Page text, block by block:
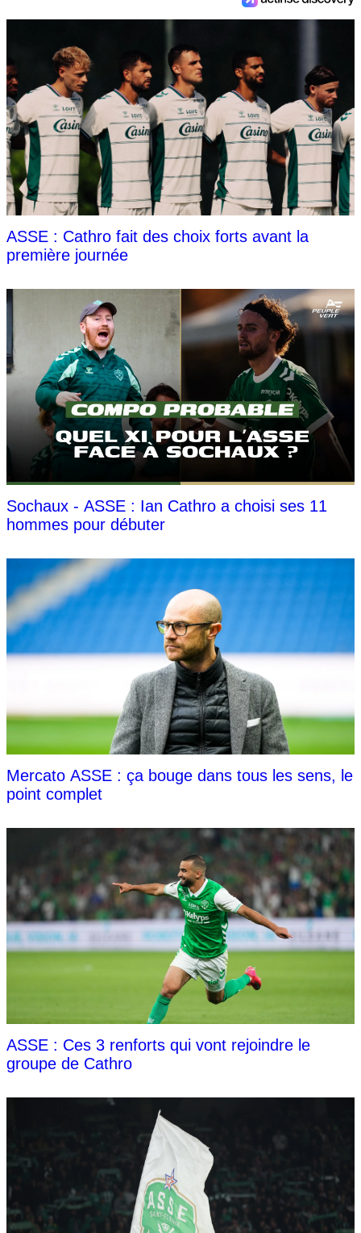
ASSE : Cathro fait des choix forts avant la
première journée
Sochaux - ASSE : Ian Cathro a choisi ses 11
hommes pour débuter
Mercato ASSE : ça bouge dans tous les sens, le
point complet
ASSE : Ces 3 renforts qui vont rejoindre le
groupe de Cathro